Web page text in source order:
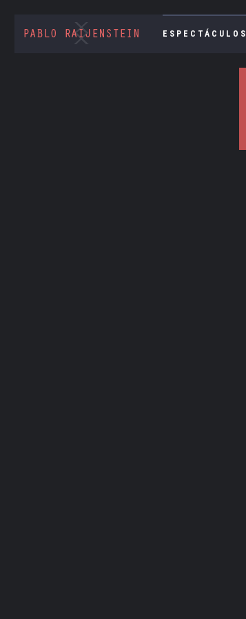
ESPECTÁCULOS